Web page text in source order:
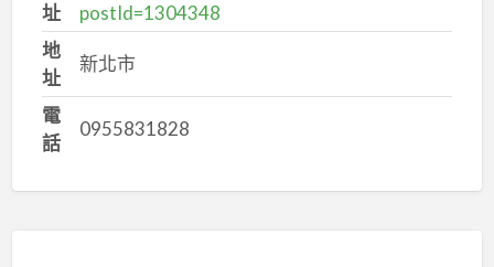
址
postId=1304348
地
址
新北市
電
話
0955831828